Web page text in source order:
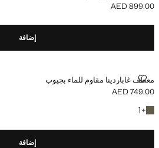
السعر الحالي [AED 899.00 ]
AED 899.00
إضافة
معطف غاباردينا مقاوم للماء بجيوب
معطف غاباردينا مقاوم للماء بجيوب
السعر الحالي [AED 749.00 ]
AED 749.00
+
1
+ لون آخر
إضافة